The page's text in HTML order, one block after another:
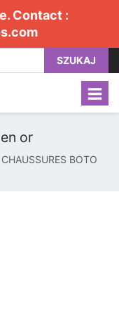
Contact :
SZUKAJ
or
CHAUSSURES BOTO